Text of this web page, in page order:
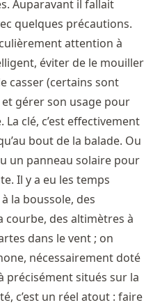
Auparavant il fallait
quelques précautions.
attention à
éviter de le mouiller
casser (certains sont
gérer son usage pour
clé, c’est effectivement
bout de la balade. Ou
un panneau solaire pour
Il y a eu les temps
la boussole, des
courbe, des altimètres à
dans le vent ; on
nécessairement doté
précisément situés sur la
c’est un réel atout : faire